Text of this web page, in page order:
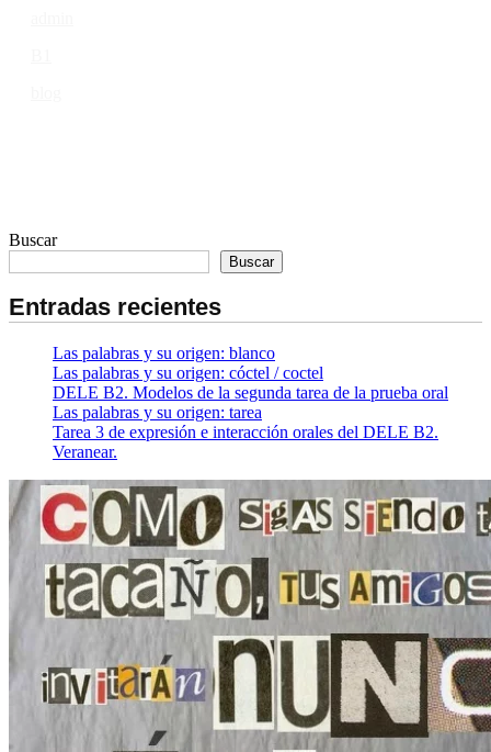
Buscar
Buscar
Entradas recientes
Las palabras y su origen: blanco
Las palabras y su origen: cóctel / coctel
DELE B2. Modelos de la segunda tarea de la prueba oral
Las palabras y su origen: tarea
Tarea 3 de expresión e interacción orales del DELE B2.
Veranear.